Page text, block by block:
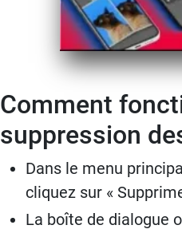
Comment
suppression
Dans le menu
cliquez sur «
La boîte de dialogue